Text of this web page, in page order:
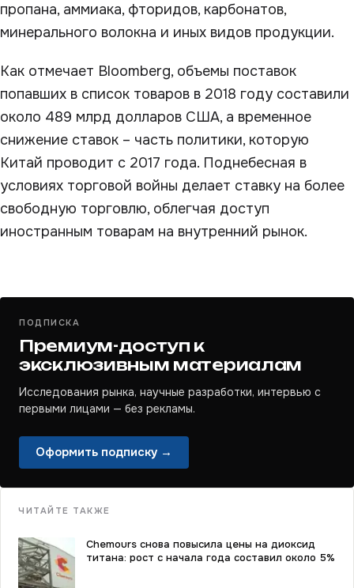
пропана, аммиака, фторидов, карбонатов,
минерального волокна и иных видов продукции.
Как отмечает Bloomberg, объемы поставок
попавших в список товаров в 2018 году составили
около 489 млрд долларов США, а временное
снижение ставок – часть политики, которую
Китай проводит с 2017 года. Поднебесная в
условиях торговой войны делает ставку на более
свободную торговлю, облегчая доступ
иностранным товарам на внутренний рынок.
ПОДПИСКА
Премиум-доступ к
эксклюзивным материалам
Исследования рынка, научные разработки, интервью с
первыми лицами — без рекламы.
Оформить подписку →
ЧИТАЙТЕ ТАКЖЕ
Chemours снова повысила цены на диоксид
титана: рост с начала года составил около 5%